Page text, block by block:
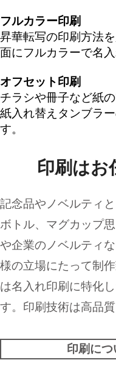
フルカラー印刷
昇華転写の印刷方法
面にフルカラーで名
オフセット印刷
チラシや冊子など紙
紙入れ替えタンブラ
す。
印刷はお
記念品やノベルティ
ボトル、マグカップ
や企業のノベルティ
様の立場にたって制
は名入れ印刷に特化
す。印刷技術は高品
印刷につ